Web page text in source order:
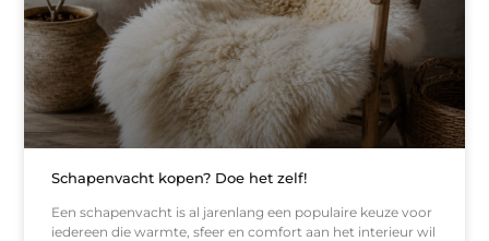
Schapenvacht kopen? Doe het zelf!
Een schapenvacht is al jarenlang een populaire keuze voor
iedereen die warmte, sfeer en comfort aan het interieur wil